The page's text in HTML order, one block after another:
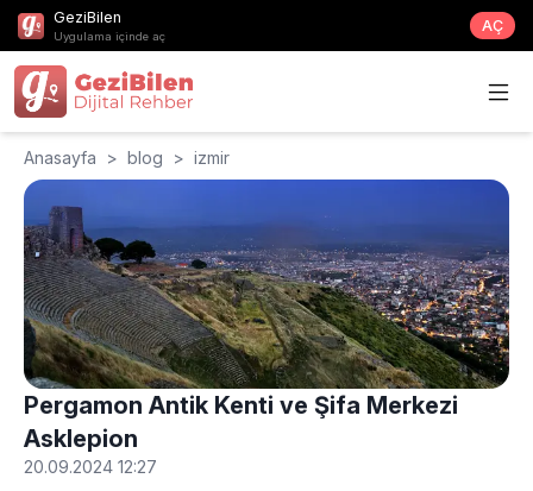
GeziBilen
Uygulama içinde aç
AÇ
Anasayfa > blog > izmir
Pergamon Antik Kenti ve Şifa Merkezi
Asklepion
20.09.2024 12:27